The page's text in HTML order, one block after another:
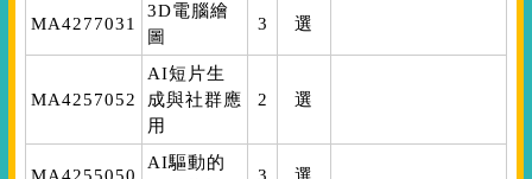
MA4277031
3D電腦繪
圖
3 選
MA4257052
AI短片生
成與社群應
用
2 選
AI驅動的